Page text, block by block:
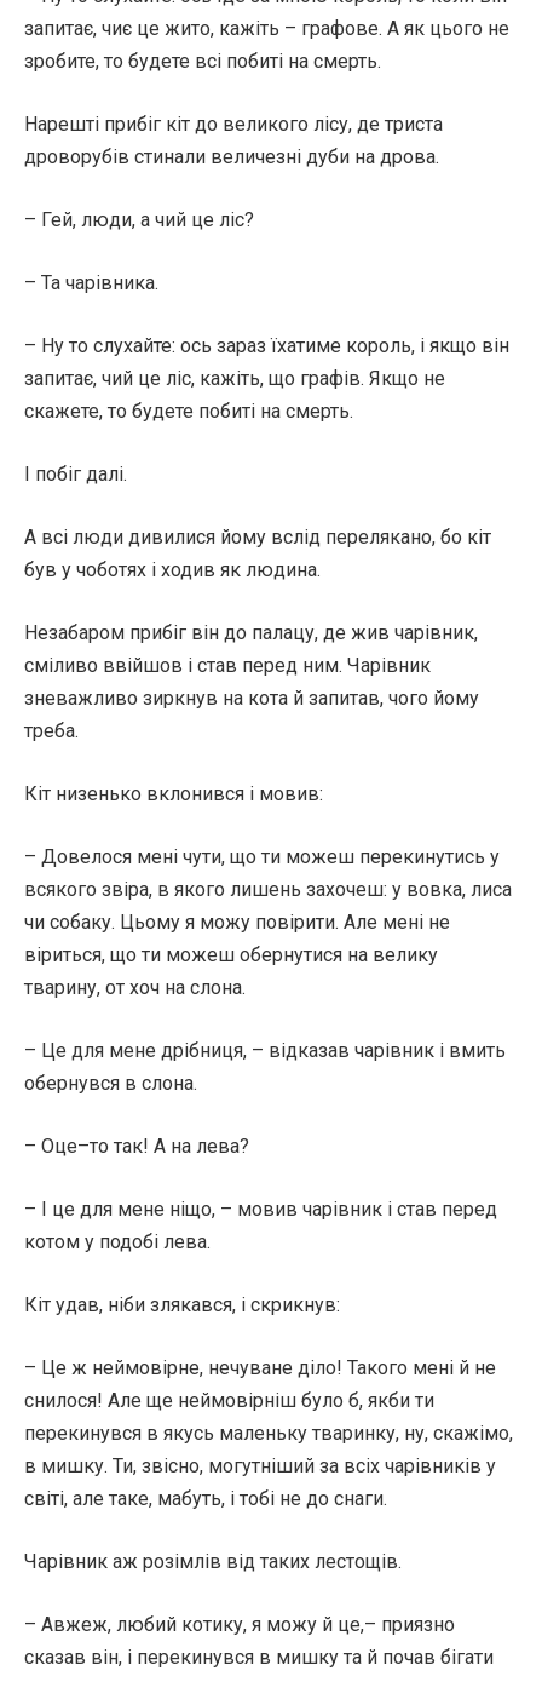
запитає, чиє це жито, кажіть – графове. А як цього не
зробите, то будете всі побиті на смерть.
Нарешті прибіг кіт до великого лісу, де триста
дроворубів стинали величезні дуби на дрова.
– Гей, люди, а чий це ліс?
– Та чарівника.
– Ну то слухайте: ось зараз їхатиме король, і якщо він
запитає, чий це ліс, кажіть, що графів. Якщо не
скажете, то будете побиті на смерть.
І побіг далі.
А всі люди дивилися йому вслід перелякано, бо кіт
був у чоботях і ходив як людина.
Незабаром прибіг він до палацу, де жив чарівник,
сміливо ввійшов і став перед ним. Чарівник
зневажливо зиркнув на кота й запитав, чого йому
треба.
Кіт низенько вклонився і мовив:
– Довелося мені чути, що ти можеш перекинутись у
всякого звіра, в якого лишень захочеш: у вовка, лиса
чи собаку. Цьому я можу повірити. Але мені не
віриться, що ти можеш обернутися на велику
тварину, от хоч на слона.
– Це для мене дрібниця, – відказав чарівник і вмить
обернувся в слона.
– Оце–то так! А на лева?
– І це для мене ніщо, – мовив чарівник і став перед
котом у подобі лева.
Кіт удав, ніби злякався, і скрикнув:
– Це ж неймовірне, нечуване діло! Такого мені й не
снилося! Але ще неймовірніш було б, якби ти
перекинувся в якусь маленьку тваринку, ну, скажімо,
в мишку. Ти, звісно, могутніший за всіх чарівників у
світі, але таке, мабуть, і тобі не до снаги.
Чарівник аж розімлів від таких лестощів.
– Авжеж, любий котику, я можу й це,– приязно
сказав він, і перекинувся в мишку та й почав бігати